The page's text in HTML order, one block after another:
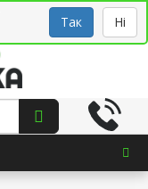
Так НіУкр